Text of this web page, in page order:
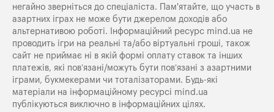
негайно зверніться до спеціаліста. Пам'ятайте, що участь в
азартних іграх не може бути джерелом доходів або
альтернативою роботі. Інформаційний ресурс mind.ua не
проводить ігри на реальні та/або віртуальні гроші, також
сайт не приймає ні в якій формі оплату ставок та інших
платежів, які пов’язані/можуть бути пов’язані з азартними
іграми, букмекерами чи тоталізаторами. Будь-які
матеріали на інформаційному ресурсі mind.ua
публікуються виключно в інформаційних цілях.